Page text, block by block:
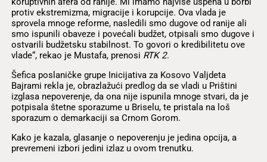
protiv ekstremizma, migracije i korupcije. Ova vlada je
sprovela mnoge reforme, nasledili smo dugove od ranije ali
smo ispunili obaveze i povećali budžet, otpisali smo dugove i
ostvarili budžetsku stabilnost. To govori o kredibilitetu ove
vlade“, rekao je Mustafa, prenosi RTK 2.
Šefica poslaničke grupe Inicijativa za Kosovo Valjdeta
Bajrami rekla je, obrazlažući predlog da se vladi u Prištini
izglasa nepoverenje, da ona nije ispunila mnoge stvari, da je
potpisala štetne sporazume u Briselu, te pristala na loš
sporazum o demarkaciji sa Crnom Gorom.
Kako je kazala, glasanje o nepoverenju je jedina opcija, a
prevremeni izbori jedini izlaz u ovom trenutku.